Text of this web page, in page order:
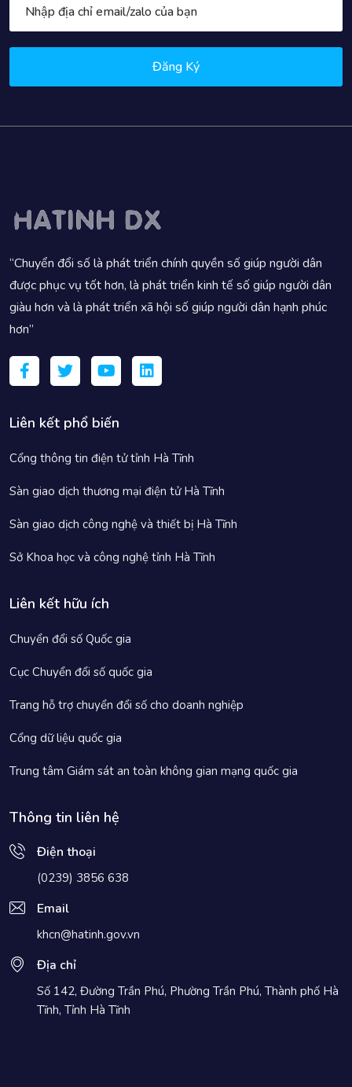
Đăng Ký
“Chuyển đổi số là phát triển chính quyền số giúp người dân
được phục vụ tốt hơn, là phát triển kinh tế số giúp người dân
giàu hơn và là phát triển xã hội số giúp người dân hạnh phúc
hơn”
Liên kết phổ biến
Cổng thông tin điện tử tỉnh Hà Tĩnh
Sàn giao dịch thương mại điện tử Hà Tĩnh
Sàn giao dịch công nghệ và thiết bị Hà Tĩnh
Sở Khoa học và công nghệ tỉnh Hà Tĩnh
Liên kết hữu ích
Chuyển đổi số Quốc gia
Cục Chuyển đổi số quốc gia
Trang hỗ trợ chuyển đổi số cho doanh nghiệp
Cổng dữ liệu quốc gia
Trung tâm Giám sát an toàn không gian mạng quốc gia
Thông tin liên hệ
Điện thoại
(0239) 3856 638
Email
khcn@hatinh.gov.vn
Địa chỉ
Số 142, Đường Trần Phú, Phường Trần Phú, Thành phố Hà
Tĩnh, Tỉnh Hà Tĩnh